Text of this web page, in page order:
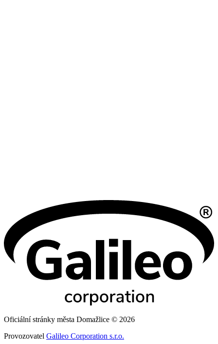
Oficiální stránky města Domažlice © 2026
Provozovatel Galileo Corporation s.r.o.